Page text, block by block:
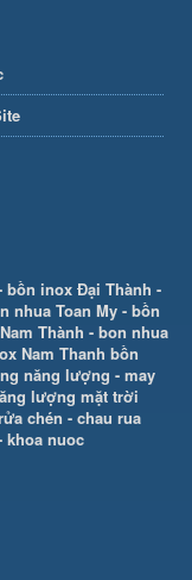
bồn inox Đại Thành -
nhua Toan My - bồn
Thành - bon nhua
Nam Thanh bồn
năng lượng - may
lượng mặt trời
chén - chau rua
khoa nuoc